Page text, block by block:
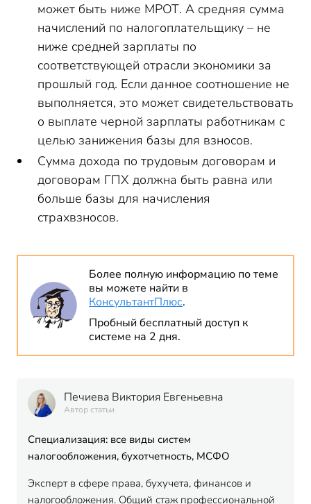
может быть ниже МРОТ. А средняя сумма
начислений по налогоплательщику – не
ниже средней зарплаты по
соответствующей отрасли экономики за
прошлый год. Если данное соотношение не
выполняется, это может свидетельствовать
о выплате черной зарплаты работникам с
целью занижения базы для взносов.
Сумма дохода по трудовым договорам и
договорам ГПХ должна быть равна или
больше базы для начисления
страхвзносов.
Более полную информацию по теме
вы можете найти в
КонсультантПлюс.
Пробный бесплатный доступ к
системе на 2 дня.
Печиева Виктория Евгеньевна
Автор статьи
Специализация: все виды систем
налогообложения, бухотчетность, МСФО
Эксперт в сфере права, бухучета, финансов и
налогообложения. Общий стаж профессиональной